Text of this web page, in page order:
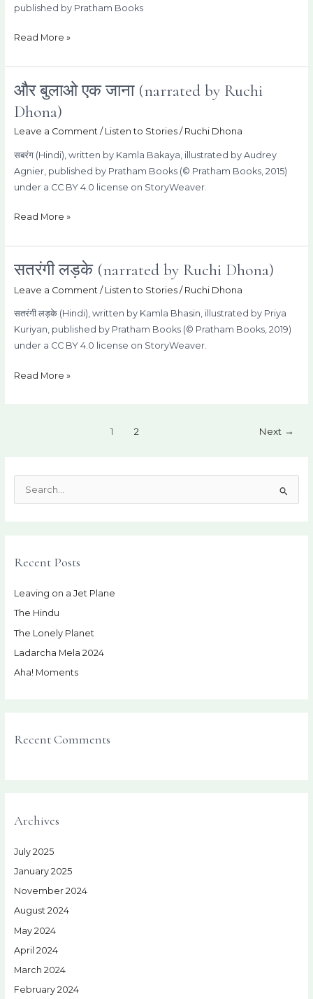
published by Pratham Books
Ruchi
Read More »
और बुलाओ एक जाना (narrated by Ruchi
Dhona)
Leave a Comment / Listen to Stories/ Ruchi Dhona
सबरंग (Hindi), written by Kamla Bakaya, illustrated by Audrey
Agnier, published by Pratham Books (© Pratham Books, 2015)
under a CC BY 4.0 license on StoryWeaver.
और
बुलाओ
एक
जाना
(narrated
by
Ruchi
Read More »
सतरंगी लड़के (narrated by Ruchi Dhona)
Leave a Comment / Listen to Stories/ Ruchi Dhona
सतरंगी लड़के (Hindi), written by Kamla Bhasin, illustrated by Priya
Kuriyan, published by Pratham Books (© Pratham Books, 2019)
under a CC BY 4.0 license on StoryWeaver.
सतरंगी
by
Ruchi
Dhona)
Read More »
1 2 Next →
c
f
o
r
:
Recent Posts
Leaving on a Jet Plane
The Hindu
The Lonely Planet
Ladarcha Mela 2024
Aha! Moments
Recent Comments
Archives
July 2025
January 2025
November 2024
August 2024
May 2024
April 2024
March 2024
February 2024